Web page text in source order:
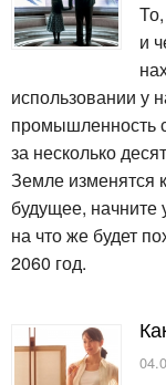
и
использовании у
промышленность
за несколько
Земле изменятся
будущее, начните
на что же будет
2060 год.